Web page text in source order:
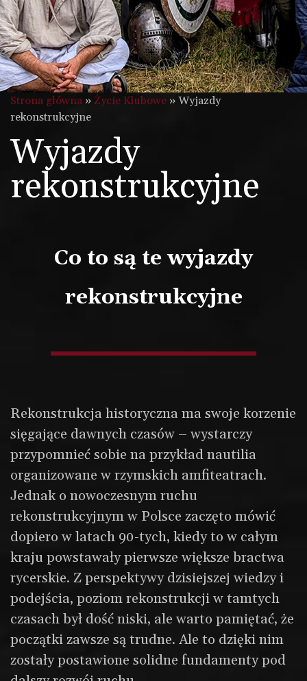
Strona główna » Życie Klubowe » Wyjazdy
rekonstrukcyjne
Wyjazdy
rekonstrukcyjne
Co to są te wyjazdy
rekonstrukcyjne
Rekonstrukcja historyczna ma swoje korzenie
sięgające dawnych czasów – wystarczy
przypomnieć sobie na przykład nautilia
organizowane w rzymskich amfiteatrach.
Jednak o nowoczesnym ruchu
rekonstrukcyjnym w Polsce zaczęto mówić
dopiero w latach 90-tych, kiedy to w całym
kraju powstawały pierwsze większe bractwa
rycerskie. Z perspektywy dzisiejszej wiedzy i
podejścia, poziom rekonstrukcji w tamtych
czasach był dość niski, ale warto pamiętać, że
początki zawsze są trudne. Ale to dzięki nim
zostały postawione solidne fundamenty pod